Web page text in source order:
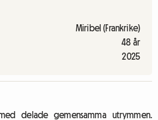
Miribel (Frankrike)
48 år
2025
delade gemensamma utrymmen.